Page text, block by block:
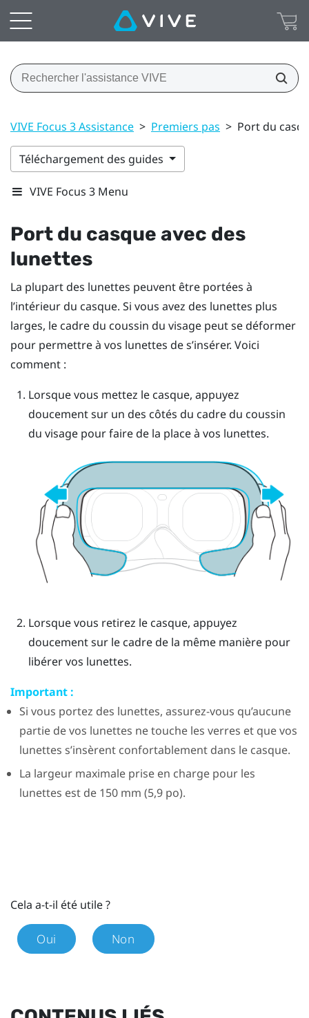
VIVE Focus 3 Assistance > Premiers pas > Port du
Téléchargement des guides
VIVE Focus 3 Menu
Port du casque avec des
lunettes
La plupart des lunettes peuvent être portées à
l’intérieur du casque. Si vous avez des lunettes plus
larges, le cadre du coussin du visage peut se déformer
pour permettre à vos lunettes de s’insérer. Voici
comment :
Lorsque vous mettez le casque, appuyez
doucement sur un des côtés du cadre du coussin
du visage pour faire de la place à vos lunettes.
Lorsque vous retirez le casque, appuyez
doucement sur le cadre de la même manière pour
libérer vos lunettes.
Important :
Si vous portez des lunettes, assurez-vous qu’aucune
partie de vos lunettes ne touche les verres et que vos
lunettes s’insèrent confortablement dans le casque.
La largeur maximale prise en charge pour les
lunettes est de 150 mm (5,9 po).
Cela a-t-il été utile ?
Oui Non